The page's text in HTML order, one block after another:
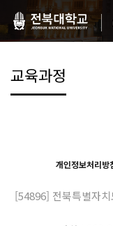
교육과정
개인정보처리방
[54896] 전북특별자